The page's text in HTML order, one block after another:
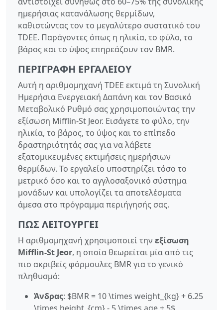
ημερήσιας κατανάλωσης θερμίδων,
καθιστώντας τον το μεγαλύτερο συστατικό του
TDEE. Παράγοντες όπως η ηλικία, το φύλο, το
βάρος και το ύψος επηρεάζουν τον BMR.
ΠΕΡΙΓΡΑΦΉ ΕΡΓΑΛΕΊΟΥ
Αυτή η αριθμομηχανή TDEE εκτιμά τη Συνολική
Ημερήσια Ενεργειακή Δαπάνη και τον Βασικό
Μεταβολικό Ρυθμό σας χρησιμοποιώντας την
εξίσωση Mifflin-St Jeor. Εισάγετε το φύλο, την
ηλικία, το βάρος, το ύψος και το επίπεδο
δραστηριότητάς σας για να λάβετε
εξατομικευμένες εκτιμήσεις ημερήσιων
θερμίδων. Το εργαλείο υποστηρίζει τόσο το
μετρικό όσο και το αγγλοσαξονικό σύστημα
μονάδων και υπολογίζει τα αποτελέσματα
άμεσα στο πρόγραμμα περιήγησής σας.
ΠΏΣ ΛΕΙΤΟΥΡΓΕΊ
Η αριθμομηχανή χρησιμοποιεί την εξίσωση
Mifflin-St Jeor, η οποία θεωρείται μία από τις
πιο ακριβείς φόρμουλες BMR για το γενικό
πληθυσμό:
Άνδρας: $BMR = 10 \times weight_{kg} + 6.25